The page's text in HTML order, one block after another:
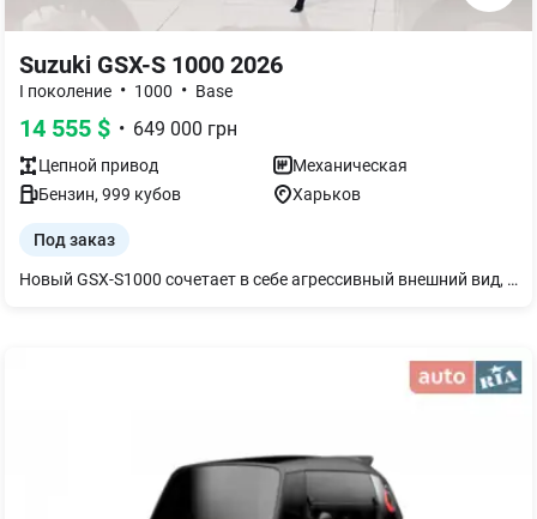
Suzuki GSX-S 1000 2026
I поколение • 1000 • Base
14 555 $ • 649 000 грн
Цепной привод
Механическая
Бензин, 999 кубов Харьков
Под заказ
Новый GSX-S1000 сочетает в себе агрессивный внешний вид, непрерывный крутящий момент, увлекательную управляемость и улучшенную электронику для езды на адреналине. Острый. Сильный. Умный. SUZUKI GSX-S1000 – настоящий уличный боец.